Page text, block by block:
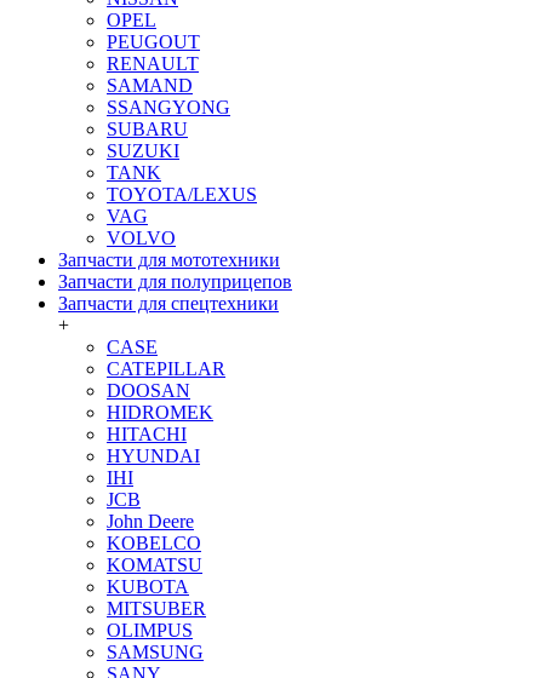
OPEL
PEUGOUT
RENAULT
SAMAND
SSANGYONG
SUBARU
SUZUKI
TANK
TOYOTA/LEXUS
VAG
VOLVO
Запчасти для мототехники
Запчасти для полуприцепов
Запчасти для спецтехники
+
CASE
CATEPILLAR
DOOSAN
HIDROMEK
HITACHI
HYUNDAI
IHI
JCB
John Deere
KOBELCO
KOMATSU
KUBOTA
MITSUBER
OLIMPUS
SAMSUNG